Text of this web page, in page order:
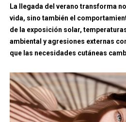
La llegada del verano transforma
vida, sino también el
de la exposición solar,
ambiental y agresiones externas
que las necesidades cutáneas